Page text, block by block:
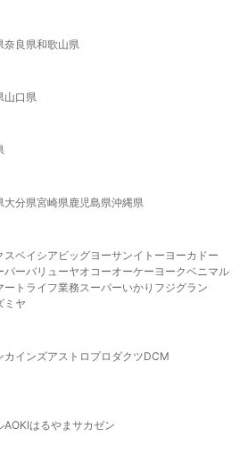
奈良県和歌山県
山口県
大分県宮崎県鹿児島県沖縄県
スベイシア ビッグヨーサンイトーヨーカドー
パーバリューヤオコーオーケー ヨークベニマル
ート ライフ業務スーパーいかり フジグラン
ミヤ
カインズアストロプロダクツDCM
AOKIはるやま サカゼン